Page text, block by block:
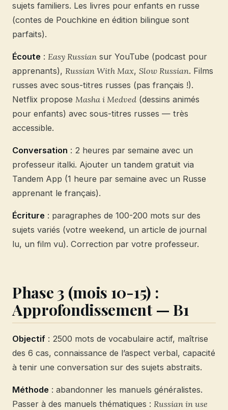
sujets familiers. Les livres pour enfants en russe
(contes de Pouchkine en édition bilingue sont
parfaits).
Écoute : Easy Russian sur YouTube (podcast pour
apprenants), Russian With Max, Slow Russian. Films
russes avec sous-titres russes (pas français !).
Netflix propose Masha i Medved (dessins animés
pour enfants) avec sous-titres russes — très
accessible.
Conversation : 2 heures par semaine avec un
professeur italki. Ajouter un tandem gratuit via
Tandem App (1 heure par semaine avec un Russe
apprenant le français).
Écriture : paragraphes de 100-200 mots sur des
sujets variés (votre weekend, un article de journal
lu, un film vu). Correction par votre professeur.
Phase 3 (mois 10-15) :
Approfondissement — B1
Objectif : 2500 mots de vocabulaire actif, maîtrise
des 6 cas, connaissance de l’aspect verbal, capacité
à tenir une conversation sur des sujets abstraits.
Méthode : abandonner les manuels généralistes.
Passer à des manuels thématiques : Russian in use